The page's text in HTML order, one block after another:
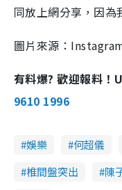
同放上網分享，因為
圖片來源：
有料爆? 歡迎報料
9610 1996
娛樂 何超儀
椎間盤突出
陳